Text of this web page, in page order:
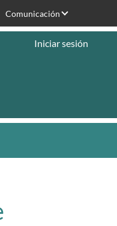
Comunicación
Iniciar sesión